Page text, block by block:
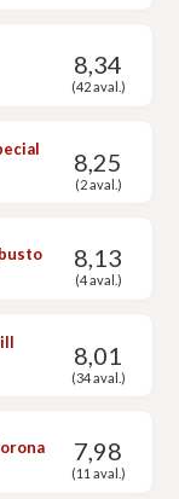
8,34
(42 aval.)
8,25
(2 aval.)
8,13
(4 aval.)
8,01
(34 aval.)
7,98
(11 aval.)